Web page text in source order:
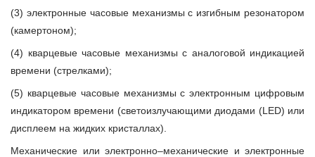
(3) электронные часовые механизмы с изгибным резонатором
(камертоном);
(4) кварцевые часовые механизмы с аналоговой индикацией
времени (стрелками);
(5) кварцевые часовые механизмы с электронным цифровым
индикатором времени (светоизлучающими диодами (LED) или
дисплеем на жидких кристаллах).
Механические или электронно–механические и электронные